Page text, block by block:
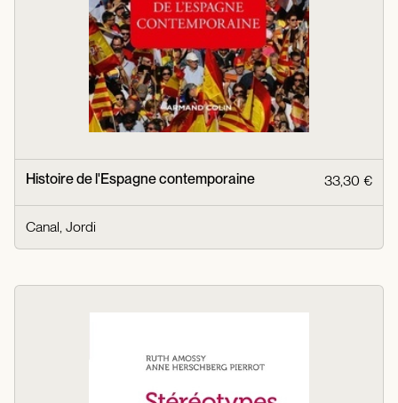
Histoire de l'Espagne contemporaine 33,30 €
Canal, Jordi